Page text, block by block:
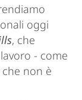
oggi
, che
- come
non è